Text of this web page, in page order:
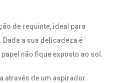
de requinte, ideal para
a sua delicadeza é
não fique exposto ao sol.
através de um aspirador.